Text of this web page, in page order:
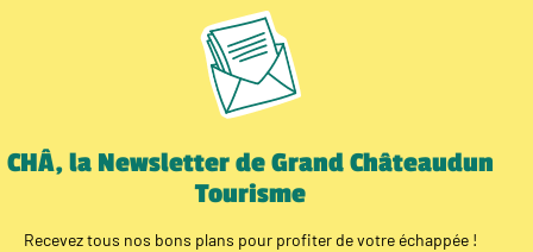
CHÂ, la Newsletter de Grand Châteaudun
Tourisme
Recevez tous nos bons plans pour profiter de votre échappée !